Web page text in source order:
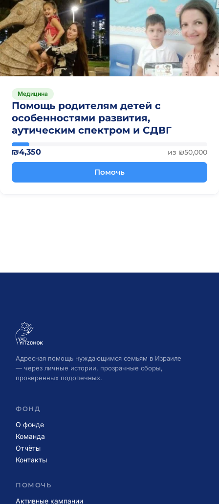
Медицина
Помощь родителям детей с
особенностями развития,
аутическим спектром и СДВГ
₪4,350 из ₪50,000
Помочь
Адресная помощь нуждающимся семьям в Израиле
— через личные истории, прозрачные сборы,
проверенных подопечных.
ФОНД
О фонде
Команда
Отчёты
Контакты
ПОМОЧЬ
Активные кампании